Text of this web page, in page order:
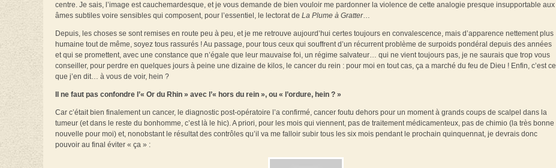
centre. Je sais, l’image est cauchemardesque, et je vous demande de bien vouloir me pardonner la violence de cette analogie presque insupportable aux
âmes subtiles voire sensibles qui composent, pour l’essentiel, le lectorat de La Plume à Gratter…
Depuis, les choses se sont remises en route peu à peu, et je me retrouve aujourd’hui certes toujours en convalescence, mais d’apparence nettement plus
humaine tout de même, soyez tous rassurés ! Au passage, pour tous ceux qui souffrent d’un récurrent problème de surpoids pondéral depuis des années
et qui se promettent, avec une constance que n’égale que leur mauvaise foi, un régime salvateur… qui ne vient toujours pas, je ne saurais que trop vous
conseiller, pour perdre en quelques jours à peine une dizaine de kilos, le cancer du rein : pour moi en tout cas, ça a marché du feu de Dieu ! Enfin, c’est ce
que j’en dit… à vous de voir, hein ?
Il ne faut pas confondre l’« Or du Rhin » avec l’« hors du rein », ou « l’ordure, hein ? »
Car c’était bien finalement un cancer, le diagnostic post-opératoire l’a confirmé, cancer foutu dehors pour un moment à grands coups de scalpel dans la
tumeur (et dans le reste du bonhomme, c’est là le hic). A priori, pour les mois qui viennent, pas de traitement médicamenteux, pas de chimio (la très bonne
nouvelle pour moi) et, nonobstant le résultat des contrôles qu’il va me falloir subir tous les six mois pendant le prochain quinquennat, je devrais donc
pouvoir au final éviter « ça » :